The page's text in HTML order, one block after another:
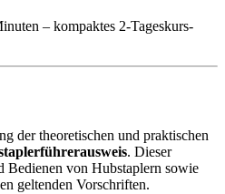
– kompaktes 2-Tageskurs-
der theoretischen und praktischen
. Dieser
Bedienen von Hubstaplern sowie
geltenden Vorschriften.